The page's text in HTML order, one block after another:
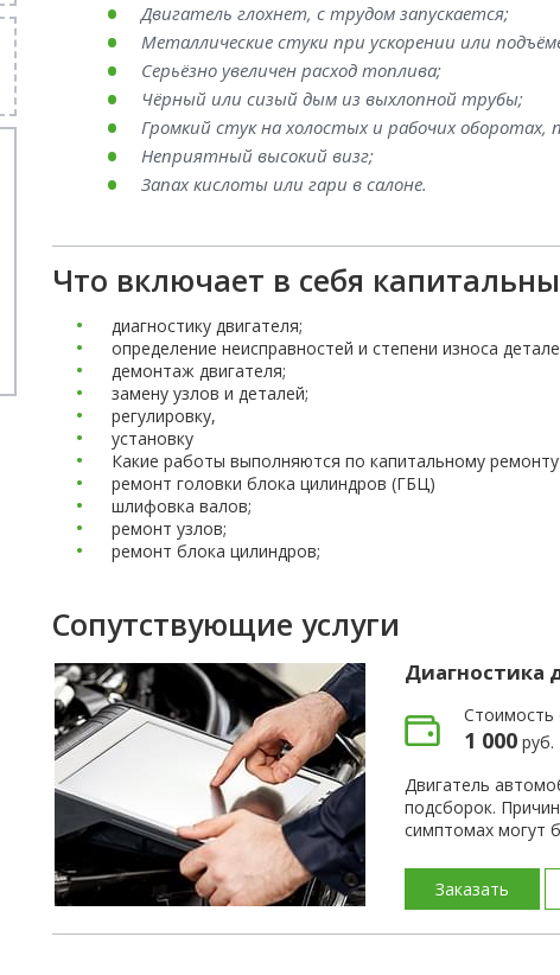
Двигатель глохнет, с трудом запускается;
Металлические стуки при ускорении или
Серьёзно увеличен расход топлива;
Чёрный или сизый дым из выхлопной трубы;
Громкий стук на холостых и рабочих
Неприятный высокий визг;
Запах кислоты или гари в салоне.
Что включает в себя
диагностику двигателя;
определение неисправностей и степени износа
демонтаж двигателя;
замену узлов и деталей;
регулировку,
установку
Какие работы выполняются по капитальному ремонту
ремонт головки блока цилиндров (ГБЦ)
шлифовка валов;
ремонт узлов;
ремонт блока цилиндров;
Сопутствующие услуги
Диагностика
Стоимость
1 000руб.
Двигатель
подсборок.
симптомах могут
Заказать